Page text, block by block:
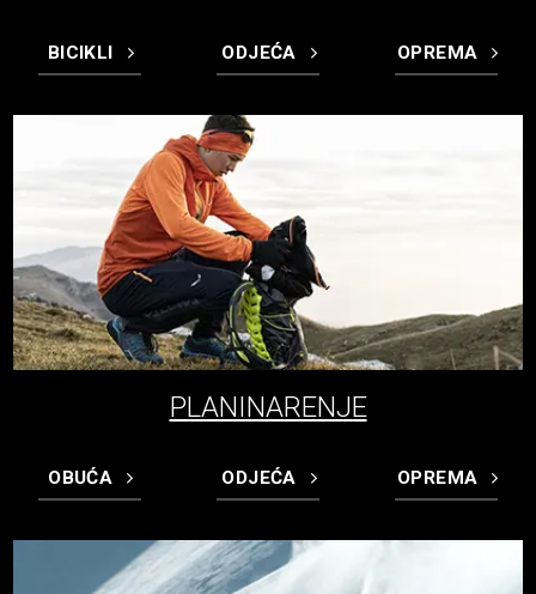
BICIKLI ODJEĆA OPREMA
PLANINARENJE
OBUĆA ODJEĆA OPREMA